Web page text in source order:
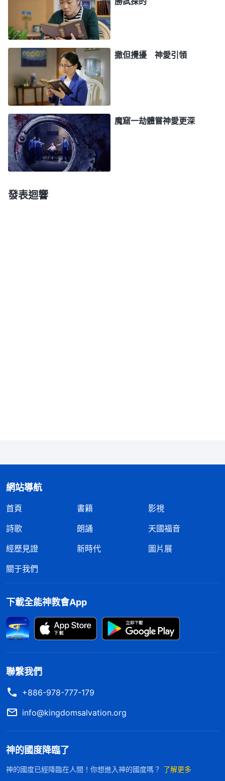
邊瘋狂地扇我的臉，一邊歇斯底里地吼叫着：「你是
敬酒不吃吃罰酒，給你臉不要臉！你以為我們是白吃
飯的？若不老實交代，就讓你坐五年大牢，不讓你的
孩子上學……」我説：「若我真的要坐五年大牢，那
是我該受的苦，你不讓我的孩子上學，孩子該是什麽
命也還是什麽命，我願順服神的主宰。」那幫惡魔氣
憤至極，其中一個惡魔抓着我的脖領子把我拖到水泥
台前，接着他們又逼我坐在地上把腿伸直，兩個惡警
一人踩在我的一條腿上，另一個惡警則用膝蓋頂住我
的後背，雙手掐緊我的雙臂使勁往後扳。頓時，我的
胳膊就像斷了似的疼痛難忍，頭不由得猛地往前一
探，正碰到水泥台上，立刻就鼓起了一個大包。當時
造就，否則永遠不會對神産生真實的信心，更認識到
在這苦難的環境中，我并不是孤軍作戰，而是有全能
神作我堅强的後盾。這時，我想起當初以色列民出埃
及時被埃及兵丁追殺到紅海邊的情景，當時已没有了
海分開變成了乾地，他們平安脱險，躲過了埃及兵丁
有信心依靠神就一定能打敗撒但！于是，我心裏又剛
强起來，不再那麽膽怯、害怕了，便在心裏向神禱
告：「全能神啊！我願靠着你與撒但争戰，絶不再被
惡警的淫威嚇倒！我要為你站住見證！」在這危難之
際，全能神不僅作了我强有力的後盾，同時還憐憫、
體恤着我的軟弱，那天晚上，惡警并没來審訊我，我
嚇我：「你再不招，有你好受的！我們讓你嘗嘗死的
用！不説，你就别想活着出去！……」隨後，他們就
撒但攪擾 神愛引領
魔窟一劫體嘗神愛更深
發表迴響
網站導航
首頁 書籍
影視
詩歌
朗誦
天國福音
經歷見證
新時代
圖片展
關于我們
下載全能神教會App
聯繫我們
+886-978-777-179
info@kingdomsalvation.org
神的國度降臨了
神的國度已經降臨在人間！你想進入神的國度嗎？ 了解更多